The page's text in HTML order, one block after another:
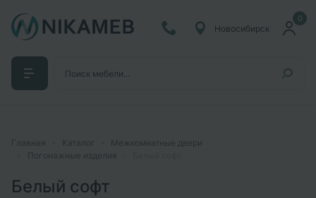
0
Новосибирск
Главная Каталог
Межкомнатные двери
Погонажные изделия
Белый софт